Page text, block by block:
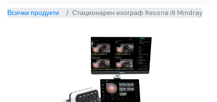
Всички продукти Стационарен ехограф Resona i9 Mindray